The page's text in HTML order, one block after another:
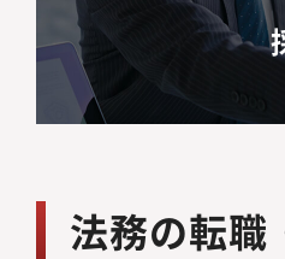
法務の転職